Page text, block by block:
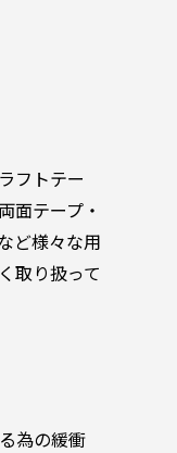
フトテー
面テープ・
ど様々な用
取り扱って
為の緩衝